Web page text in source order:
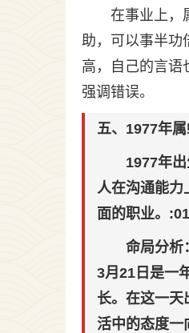
在事业上，
助，可以事半功
高，自己的言语
强调错误。
五、1977年
1977年
人在沟通能力
面的职业。
命局分析
3月21日是一
长。在这一天
活中的态度一